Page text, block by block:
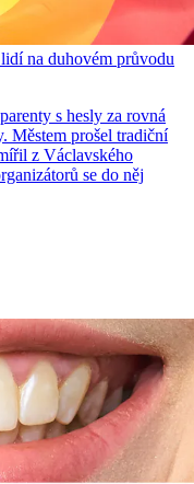
na duhovém průvodu
s hesly za rovná
Městem prošel tradiční
z Václavského
se do něj